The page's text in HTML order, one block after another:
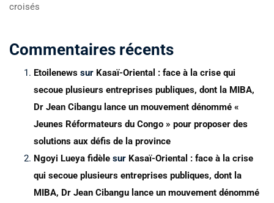
croisés
Commentaires récents
Etoilenews sur Kasaï-Oriental : face à la crise qui
secoue plusieurs entreprises publiques, dont la MIBA,
Dr Jean Cibangu lance un mouvement dénommé «
Jeunes Réformateurs du Congo » pour proposer des
solutions aux défis de la province
Ngoyi Lueya fidèle sur Kasaï-Oriental : face à la crise
qui secoue plusieurs entreprises publiques, dont la
MIBA, Dr Jean Cibangu lance un mouvement dénommé